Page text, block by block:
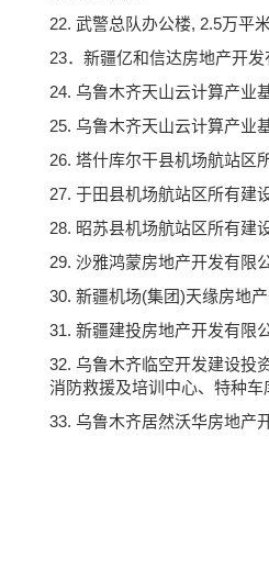
22. 武警总队办公楼, 2.5万平
23．新疆亿和信达房地产开
24. 乌鲁木齐天山云计算产业
25. 乌鲁木齐天山云计算产业
26. 塔什库尔干县机场航站区
27. 于田县机场航站区所有建
28. 昭苏县机场航站区所有建
29. 沙雅鸿蒙房地产开发有限
30. 新疆机场(集团)天缘房地
31. 新疆建投房地产开发有限
32. 乌鲁木齐临空开发建设投
消防救援及培训中心、特种车
33. 乌鲁木齐居然沃华房地产